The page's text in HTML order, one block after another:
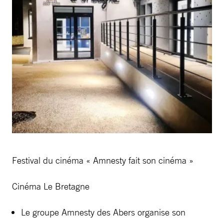
Festival du cinéma « Amnesty fait son cinéma »
Cinéma Le Bretagne
Le groupe Amnesty des Abers organise son